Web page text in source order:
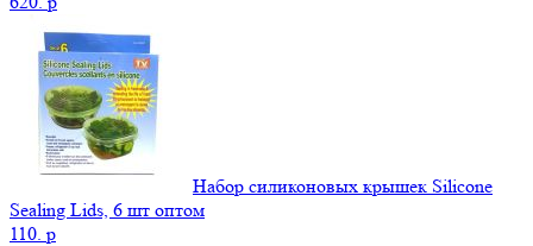
Набор силиконовых крышек Silicone
Sealing Lids, 6 шт оптом
110. p